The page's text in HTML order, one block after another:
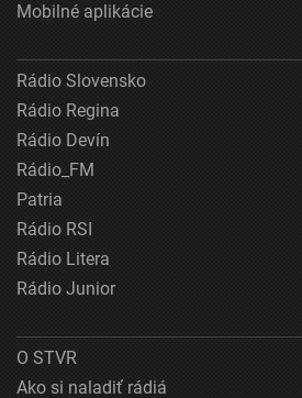
Mobilné aplikácie
Rádio Slovensko
Rádio Regina
Rádio Devín
Rádio_FM
Patria
Rádio RSI
Rádio Litera
Rádio Junior
O STVR
Ako si naladiť rádiá